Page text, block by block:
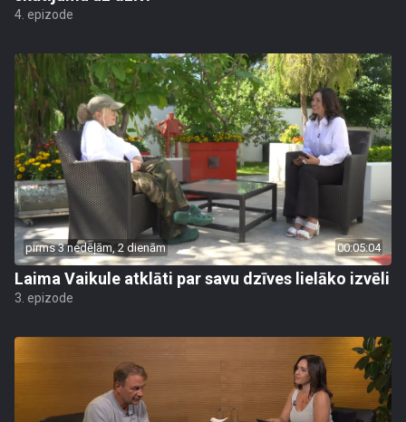
4. epizode
pirms 3 nedēļām, 2 dienām 00:05:04
Laima Vaikule atklāti par savu dzīves lielāko izvēli
3. epizode